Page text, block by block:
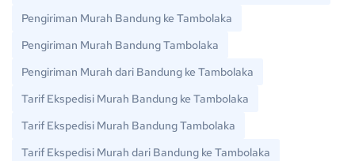
Pengiriman Murah Bandung ke Tambolaka
Pengiriman Murah Bandung Tambolaka
Pengiriman Murah dari Bandung ke Tambolaka
Tarif Ekspedisi Murah Bandung ke Tambolaka
Tarif Ekspedisi Murah Bandung Tambolaka
Tarif Ekspedisi Murah dari Bandung ke Tambolaka